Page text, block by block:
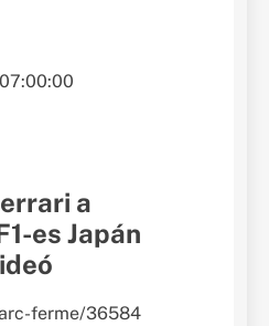
a
es Japán
ferme/36584